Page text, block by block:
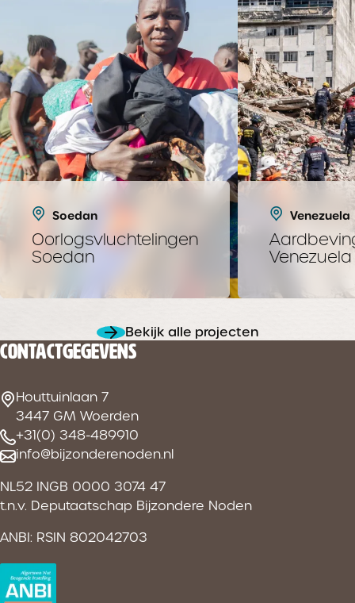
Soedan
Oorlogsvluchtelingen
Soedan
Venezuela
Venezuela
Bekijk alle projecten
CONTACTGEGEVENS
Houttuinlaan 7
3447 GM Woerden
+31(0) 348-489910
info@bijzonderenoden.nl
NL52 INGB 0000 3074 47
t.n.v. Deputaatschap Bijzondere Noden
ANBI: RSIN 802042703